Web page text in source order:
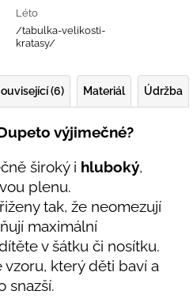
Léto
/tabulka-velikosti-
kratasy/
(6) Materiál Údržba
výjimečné?
široký i hluboký,
plenu.
tak, že neomezují
maximální
v šátku či nosítku.
vzoru, který děti baví a
snazší.